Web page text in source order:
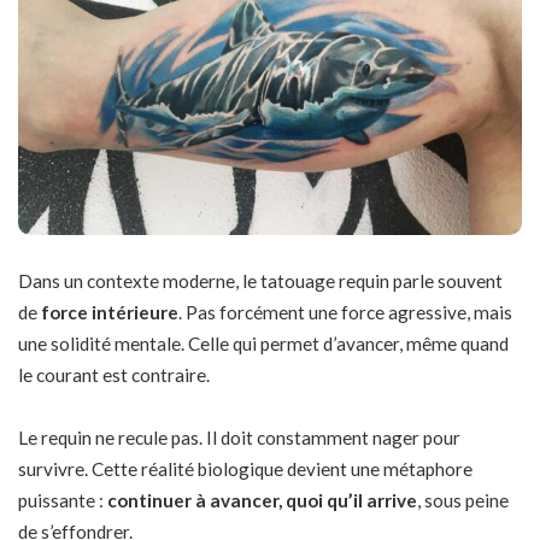
Dans un contexte moderne, le tatouage requin parle souvent
de force intérieure. Pas forcément une force agressive, mais
une solidité mentale. Celle qui permet d’avancer, même quand
le courant est contraire.
Le requin ne recule pas. Il doit constamment nager pour
survivre. Cette réalité biologique devient une métaphore
puissante : continuer à avancer, quoi qu’il arrive, sous peine
de s’effondrer.